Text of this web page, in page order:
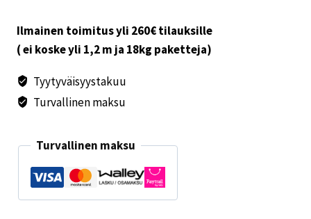
määrä
Ilmainen toimitus yli 260€ tilauksille
( ei koske yli 1,2 m ja 18kg paketteja)
Tyytyväisyystakuu
Turvallinen maksu
Turvallinen maksu